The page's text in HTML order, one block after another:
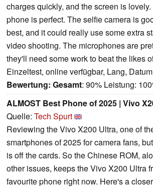
charges quickly, and the screen is
phone is perfect. The selfie camera is
best, and it could really use some extra
video shooting. The microphones are
they'll need some work to beat the likes
Einzeltest, online verfügbar, Lang,
Bewertung: Gesamt: 90% Leistung:
ALMOST Best Phone of 2025 | Vivo
Quelle: Tech Spurt
Reviewing the Vivo X200 Ultra, one of
smartphones of 2025 for camera fans,
is off the cards. So the Chinese ROM,
other issues, keeps the Vivo X200 Ultra
favourite phone right now. Here's a